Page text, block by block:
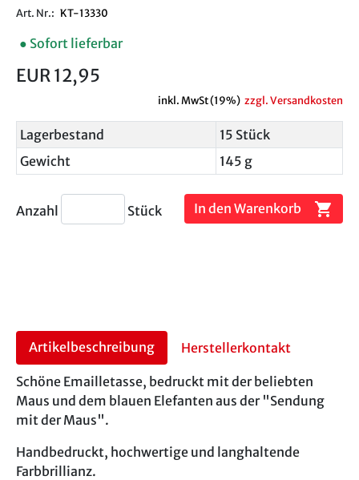
Art. Nr.: KT-13330
● Sofort lieferbar
EUR 12,95
inkl. MwSt (19%) zzgl. Versandkosten
Lagerbestand
15 Stück
Gewicht
145 g
Anzahl Stück In den Warenkorb shopping_cart
Artikelbeschreibung Herstellerkontakt
Schöne Emailletasse, bedruckt mit der beliebten
Maus und dem blauen Elefanten aus der "Sendung
mit der Maus".
Handbedruckt, hochwertige und langhaltende
Farbbrillianz.